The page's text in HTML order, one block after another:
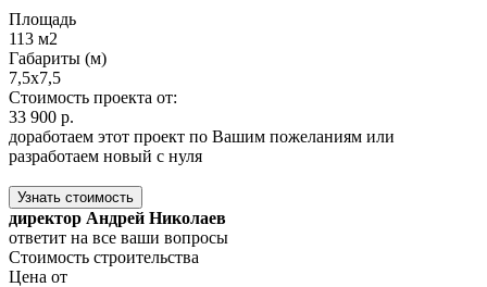
Площадь
113 м2
Габариты (м)
7,5x7,5
Стоимость проекта от:
33 900 р.
доработаем этот проект по Вашим пожеланиям или
разработаем новый с нуля
Узнать стоимость
директор Андрей Николаев
ответит на все ваши вопросы
Стоимость строительства
Цена от